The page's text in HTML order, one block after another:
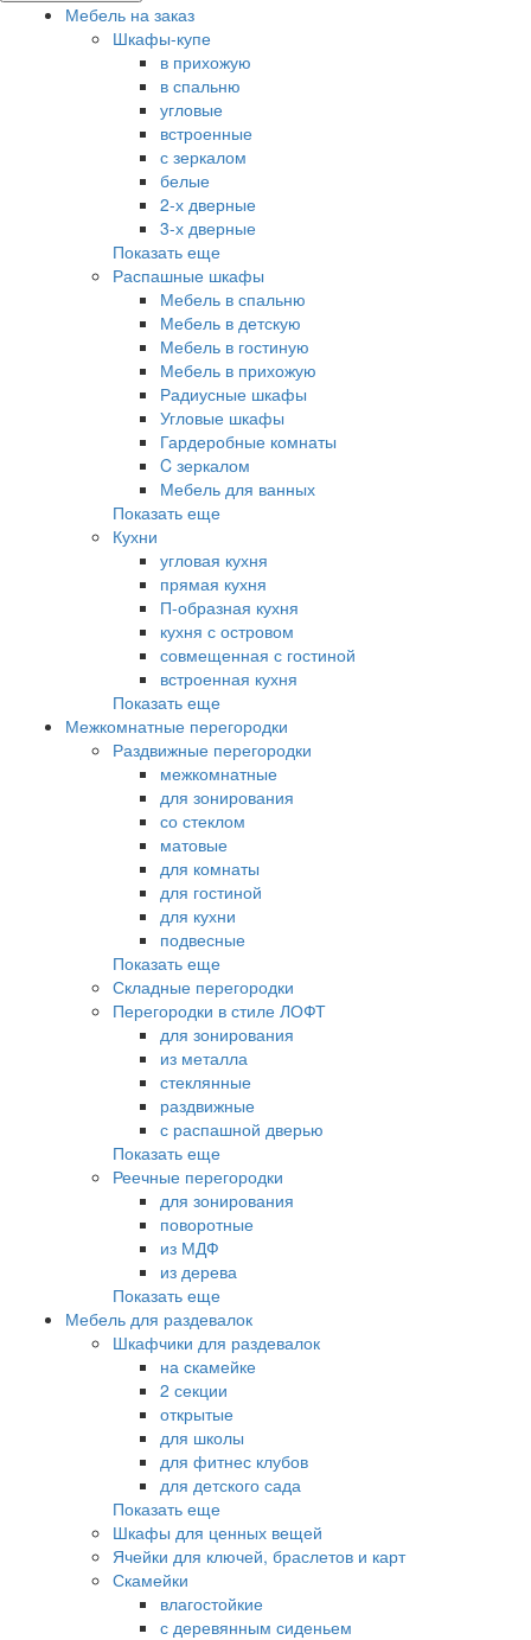
Мебель на заказ
Шкафы-купе
в прихожую
в спальню
угловые
встроенные
с зеркалом
белые
2-х дверные
3-х дверные
Показать еще
Распашные шкафы
Мебель в спальню
Мебель в детскую
Мебель в гостиную
Мебель в прихожую
Радиусные шкафы
Угловые шкафы
Гардеробные комнаты
C зеркалом
Мебель для ванных
Показать еще
Кухни
угловая кухня
прямая кухня
П-образная кухня
кухня с островом
совмещенная с гостиной
встроенная кухня
Показать еще
Межкомнатные перегородки
Раздвижные перегородки
межкомнатные
для зонирования
со стеклом
матовые
для комнаты
для гостиной
для кухни
подвесные
Показать еще
Складные перегородки
Перегородки в стиле ЛОФТ
для зонирования
из металла
стеклянные
раздвижные
с распашной дверью
Показать еще
Реечные перегородки
для зонирования
поворотные
из МДФ
из дерева
Показать еще
Мебель для раздевалок
Шкафчики для раздевалок
на скамейке
2 секции
открытые
для школы
для фитнес клубов
для детского сада
Показать еще
Шкафы для ценных вещей
Ячейки для ключей, браслетов и карт
Скамейки
влагостойкие
с деревянным сиденьем